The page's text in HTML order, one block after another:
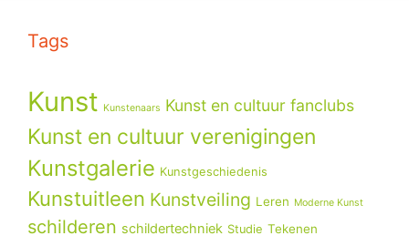
Tags
Kunst Kunstenaars Kunst en cultuur fanclubs
Kunst en cultuur verenigingen
Kunstgalerie Kunstgeschiedenis
Kunstuitleen Kunstveiling Leren Moderne Kunst
schilderen schildertechniek Studie Tekenen